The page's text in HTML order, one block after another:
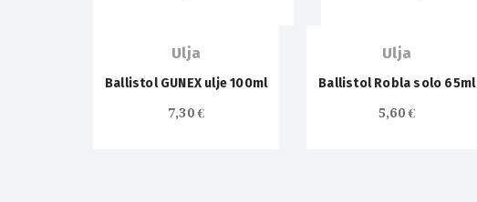
Ulja
Ballistol GUNEX ulje 100ml
7,30€
Ulja
Ballistol Robla solo 65ml
5,60€